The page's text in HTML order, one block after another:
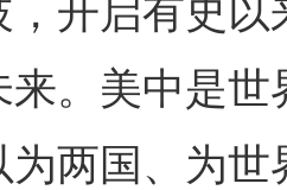
，开启有史
来。美中是
为两国、为